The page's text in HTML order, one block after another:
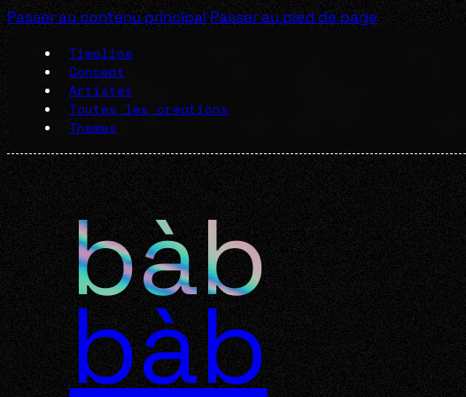
Passer au contenu principal Passer au pied de page
Timeline
Concept
Artistes
Toutes les créations
Thèmes
bàb